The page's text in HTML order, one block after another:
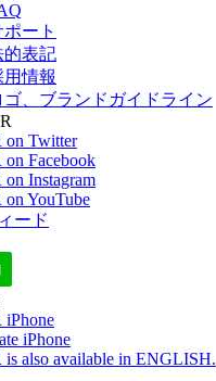
ポート
的表記
用情報
ゴ、ブランドガイドライン
on Twitter
Facebook
Instagram
YouTube
ード
iPhone
also available in ENGLISH.